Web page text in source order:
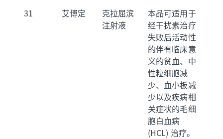
31 艾博定
克拉屈滨
注射液
本品可适用于
经干扰素治疗
失败后活动性
的伴有临床意
义的贫血、中
性粒细胞减
少、血小板减
少以及疾病相
关症状的毛细
胞白血病
(HCL) 治疗。